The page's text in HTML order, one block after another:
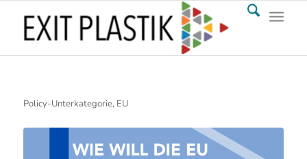
Policy-Unterkategorie, EU